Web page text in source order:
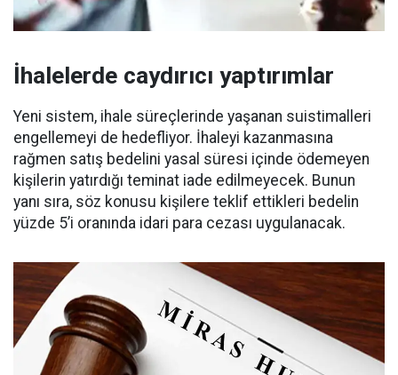
İhalelerde caydırıcı yaptırımlar
Yeni sistem, ihale süreçlerinde yaşanan suistimalleri
engellemeyi de hedefliyor. İhaleyi kazanmasına
rağmen satış bedelini yasal süresi içinde ödemeyen
kişilerin yatırdığı teminat iade edilmeyecek. Bunun
yanı sıra, söz konusu kişilere teklif ettikleri bedelin
yüzde 5’i oranında idari para cezası uygulanacak.